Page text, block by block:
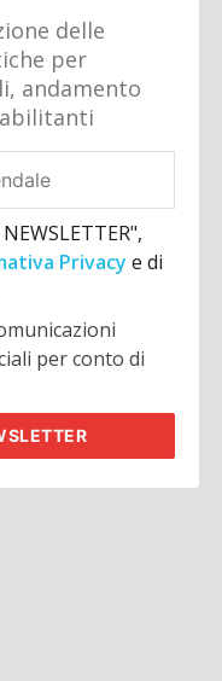
delle
per
andamento
Privacye di
per conto di